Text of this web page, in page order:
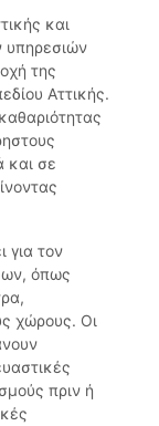
και
υπηρεσιών
της
Αττικής.
και σε
για τον
όπως
χώρους. Οι
πριν ή